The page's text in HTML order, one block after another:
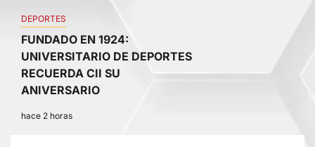
DEPORTES
FUNDADO EN 1924:
UNIVERSITARIO DE DEPORTES
RECUERDA CII SU
ANIVERSARIO
hace 2 horas